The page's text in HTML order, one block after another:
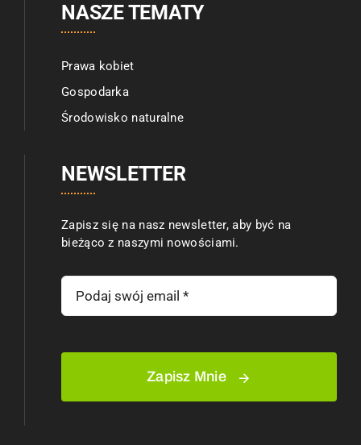
NASZE TEMATY
Prawa kobiet
Gospodarka
Środowisko naturalne
NEWSLETTER
Zapisz się na nasz newsletter, aby być na
bieżąco z naszymi nowościami.
Zapisz Mnie